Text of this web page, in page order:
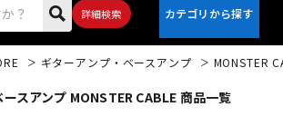
詳細検索
ギターアンプ・ベースアンプ MONSTER
スアンプ MONSTER CABLE 商品一覧